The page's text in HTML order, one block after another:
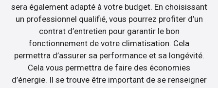
sera également adapté à votre budget. En choisissant
un professionnel qualifié, vous pourrez profiter d’un
contrat d’entretien pour garantir le bon
fonctionnement de votre climatisation. Cela
permettra d’assurer sa performance et sa longévité.
Cela vous permettra de faire des économies
d’énergie. Il se trouve être important de se renseigner